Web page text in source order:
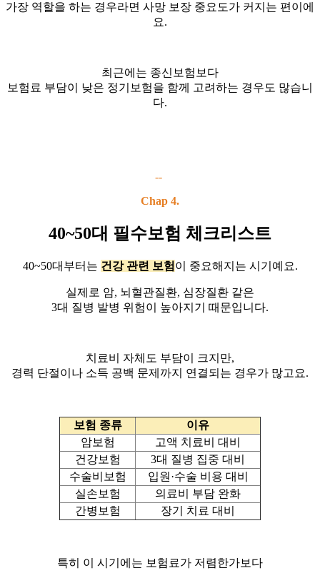
가장 역할을 하는 경우라면 사망 보장 중요도가 커지는 편이에
요.
최근에는 종신보험보다
보험료 부담이 낮은 정기보험을 함께 고려하는 경우도 많습니
다.
--
Chap 4.
40~50대 필수보험 체크리스트
40~50대부터는 건강 관련 보험 이 중요해지는 시기예요.
실제로 암, 뇌혈관질환, 심장질환 같은
3대 질병 발병 위험이 높아지기 때문입니다.
치료비 자체도 부담이 크지만,
경력 단절이나 소득 공백 문제까지 연결되는 경우가 많고요.
보험 종류
이유
암보험
고액 치료비 대비
건강보험
3대 질병 집중 대비
수술비보험
입원·수술 비용 대비
실손보험
의료비 부담 완화
간병보험
장기 치료 대비
특히 이 시기에는 보험료가 저렴한가보다